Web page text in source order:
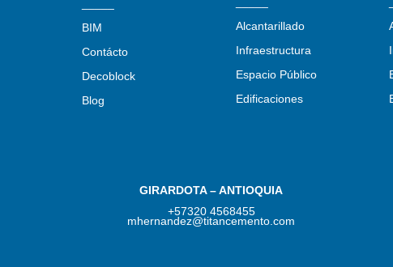
BIM
Contácto
Decoblock
Blog
Alcantarillado
Infraestructura
Espacio Público
Edificaciones
GIRARDOTA – ANTIOQUIA
+57320 4568455
mhernandez@titancemento.com